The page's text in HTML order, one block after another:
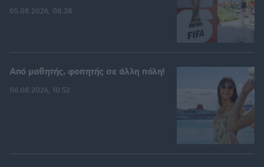
05.08.2026, 08:38
Από μαθητής, φοιτητής σε άλλη πόλη!
06.08.2026, 10:52